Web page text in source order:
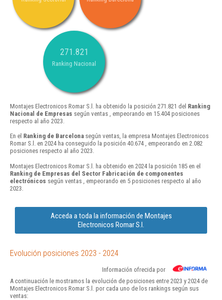
271.821
Ranking Nacional
Montajes Electronicos Romar S.l. ha obtenido la posición 271.821 del Ranking
Nacional de Empresas según ventas , empeorando en 15.404 posiciones
respecto al año 2023.
En el Ranking de Barcelona según ventas, la empresa Montajes Electronicos
Romar S.l. en 2024 ha conseguido la posición 40.674 , empeorando en 2.082
posiciones respecto al año 2023.
Montajes Electronicos Romar S.l. ha obtenido en 2024 la posición 185 en el
Ranking de Empresas del Sector Fabricación de componentes
electrónicos según ventas , empeorando en 5 posiciones respecto al año
2023.
Acceda a toda la información de Montajes
Electronicos Romar S.l.
Evolución posiciones 2023 - 2024
Información ofrecida por
A continuación le mostramos la evolución de posiciones entre 2023 y 2024 de
Montajes Electronicos Romar S.l. por cada uno de los rankings según sus
ventas: